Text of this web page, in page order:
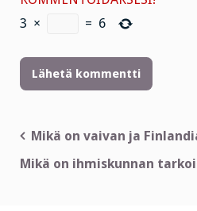
3 × = 6
Artikkelien
selaus
Mikä on vaivan ja
Mikä on ihmiskunnan